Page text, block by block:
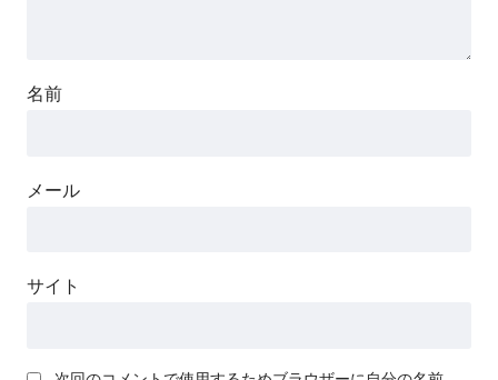
名前
メール
サイト